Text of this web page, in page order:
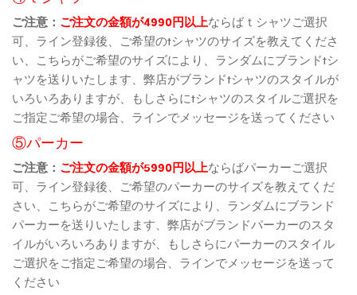
ご注意： ご注文の金額が4990円以上ならばｔシャツご選択
可、ライン登録後、ご希望のtシャツのサイズを教えてくださ
い、こちらがご希望のサイズにより、ランダムにブランドtシ
ャツを送りいたします、弊店がブランドtシャツのスタイルが
いろいろありますが、もしさらにtシャツのスタイルご選択を
ご指定ご希望の場合、ラインでメッセージを送ってください
⑤パーカー
ご注意： ご注文の金額が5990円以上ならばパーカーご選択
可、ライン登録後、ご希望のパーカーのサイズを教えてくだ
さい、こちらがご希望のサイズにより、ランダムにブランド
パーカーを送りいたします、弊店がブランドパーカーのスタ
イルがいろいろありますが、もしさらにパーカーのスタイル
ご選択をご指定ご希望の場合、ラインでメッセージを送って
ください